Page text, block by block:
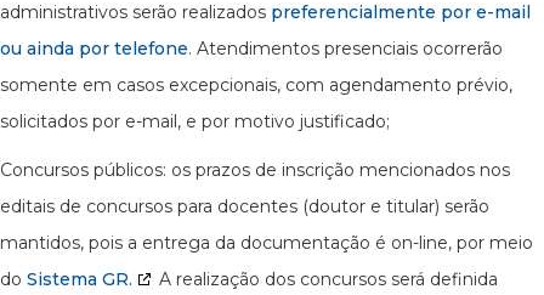
administrativos serão realizados preferencialmente por e-mail
ou ainda por telefone. Atendimentos presenciais ocorrerão
somente em casos excepcionais, com agendamento prévio,
solicitados por e-mail, e por motivo justificado;
Concursos públicos: os prazos de inscrição mencionados nos
editais de concursos para docentes (doutor e titular) serão
mantidos, pois a entrega da documentação é on-line, por meio
do Sistema GR.
A realização dos concursos será definida